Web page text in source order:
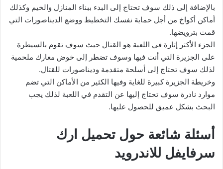
بالإضافة إلى ذلك سوف تحتاج إلى البدء ببناء المنازل والخيم وكذلك
أماكن أكواخ من أجل حماية نفسك التخطيط ووضع الديناصورات التي
قمت بترويضها.
الجزء الأكثر إثارة في اللعبة هو القتال حيث سوف تقوم بالسيطرة
على الجزيرة التي أنت فيها وسوف تضطر إلى خوض معارك ملحمية
لذلك سوف تحتاج إلى أسلحة متقدمة وديناصورات للقتال.
وخريطة الجزيرة كبيرة للغاية وفيها الكثير من الأماكن التي تضم
موارد نادرة سوف تحتاج إليها عن التقدم في اللعبة لذلك يجب
البحث بشكل عميق للحصول عليها.
أسئلة شائعة حول تحميل ارك
سرفايفل للاندرويد